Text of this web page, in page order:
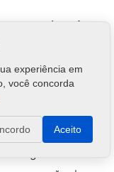
e
– do
Com um
cada carro,
o tempo,
das
experiência em
você concorda
Aceito